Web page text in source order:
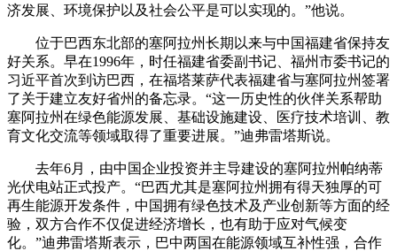
济发展、环境保护以及社会公平是可以实现的。”他说。
位于巴西东北部的塞阿拉州长期以来与中国福建省保持友
好关系。早在1996年，时任福建省委副书记、福州市委书记的
习近平首次到访巴西，在福塔莱萨代表福建省与塞阿拉州签署
了关于建立友好省州的备忘录。“这一历史性的伙伴关系帮助
塞阿拉州在绿色能源发展、基础设施建设、医疗技术培训、教
育文化交流等领域取得了重要进展。”迪弗雷塔斯说。
去年6月，由中国企业投资并主导建设的塞阿拉州帕纳蒂
光伏电站正式投产。“巴西尤其是塞阿拉州拥有得天独厚的可
再生能源开发条件，中国拥有绿色技术及产业创新等方面的经
验，双方合作不仅促进经济增长，也有助于应对气候变
化。”迪弗雷塔斯表示，巴中两国在能源领域互补性强，合作